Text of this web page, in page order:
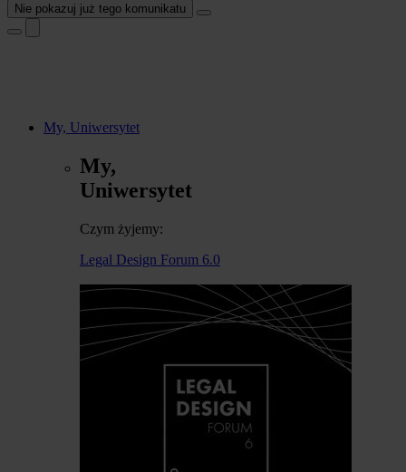
Nie pokazuj już tego komunikatu
My, Uniwersytet
My,
Uniwersytet
Czym żyjemy:
Legal Design Forum 6.0